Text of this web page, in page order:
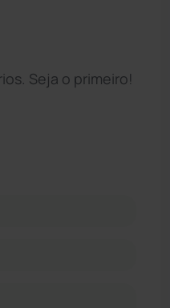
Seja o primeiro!